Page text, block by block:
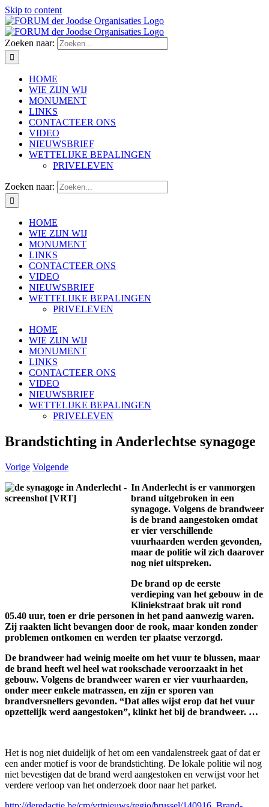
Skip to content
Zoeken naar:
HOME
WIE ZIJN WIJ
MONUMENT
LINKS
CONTACTEER ONS
VIDEO
NIEUWSBRIEF
WETTELIJKE BEPALINGEN
PRIVELEVEN
Zoeken naar:
HOME
WIE ZIJN WIJ
MONUMENT
LINKS
CONTACTEER ONS
VIDEO
NIEUWSBRIEF
WETTELIJKE BEPALINGEN
PRIVELEVEN
HOME
WIE ZIJN WIJ
MONUMENT
LINKS
CONTACTEER ONS
VIDEO
NIEUWSBRIEF
WETTELIJKE BEPALINGEN
PRIVELEVEN
Brandstichting in Anderlechtse synagoge
Vorige Volgende
In Anderlecht is er vanmorgen
brand uitgebroken in een
synagoge. Volgens de brandweer
is de brand aangestoken omdat
er vier verschillende
vuurhaarden werden gevonden,
maar de politie wil zich daarover
nog niet uitspreken.
De brand op de eerste
verdieping van het gebouw in de
Kliniekstraat brak uit rond
05.40 uur, toen er drie personen in het pand aanwezig waren.
Zij raakten licht bevangen door de rook, maar konden zonder
problemen ontkomen en werden ter plaatse verzorgd.
De brandweer had weinig moeite om het vuur te blussen, maar
de brand heeft wel heel wat rookschade veroorzaakt in het
gebouw. Volgens de brandweer waren er vier vuurhaarden,
onder meer enkele matrassen, en zijn er sporen van
brandversnellers gevonden. “Dat alles wijst erop dat het vuur
opzettelijk werd aangestoken”, klinkt het bij de brandweer. …
Het is nog niet duidelijk of het om een vandalenstreek gaat of dat er
een ander motief is voor de brandstichting. De lokale politie wil nog
niet bevestigen dat de brand werd aangestoken en verwijst voor het
verdere verloop van het onderzoek door naar het parket.